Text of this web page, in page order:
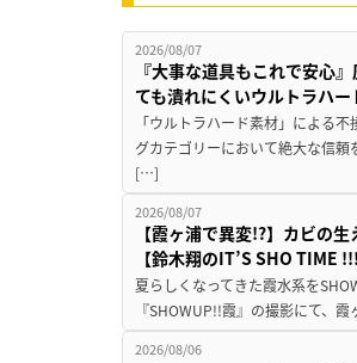
2026/08/07
『大事な道具もこれで安心
ても潰れにくいウルトラハー
「ウルトラハード素材」による
グカテゴリーにおいて絶大な信
[…]
2026/08/07
【霞ヶ浦で異変!?】カビの
【鈴木翔のIT’S SHO TIME !!!
夏らしくなってきた霞水系を
『SHOWUP!!霞』の撮影にて、
2026/08/06